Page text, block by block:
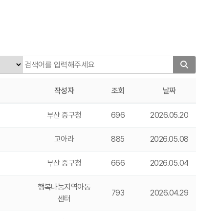
작성자 조회 날짜
부산 중구청 696 2026.05.20
고아라 885 2026.05.08
부산 중구청 666 2026.05.04
행복나눔지역아동
센터
793 2026.04.29